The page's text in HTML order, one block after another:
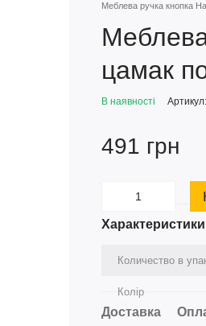
Меблева ручка кнопка
цамак
В наявності
491 грн
Характеристики
Количество в
Колір
Доставка